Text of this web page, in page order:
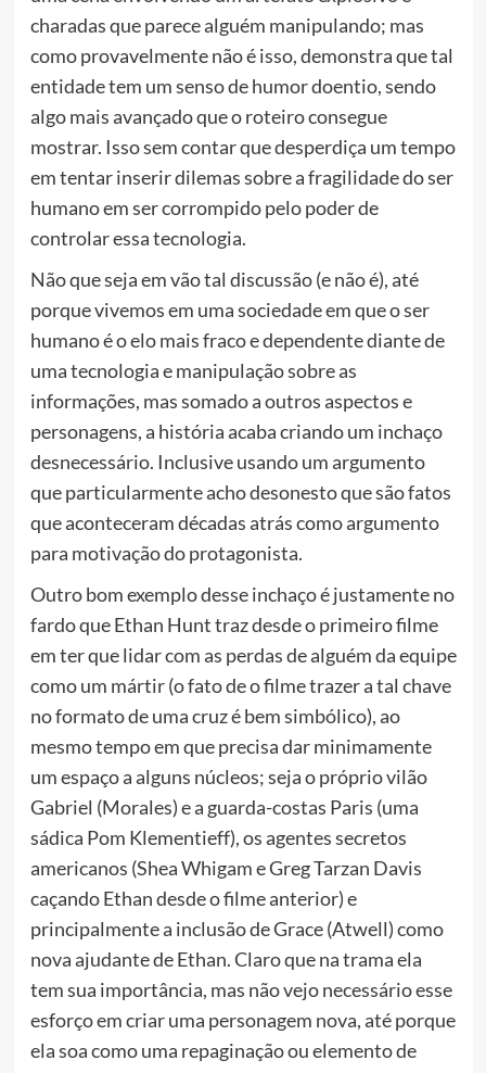
charadas que parece alguém manipulando; mas
como provavelmente não é isso, demonstra que tal
entidade tem um senso de humor doentio, sendo
algo mais avançado que o roteiro consegue
mostrar. Isso sem contar que desperdiça um tempo
em tentar inserir dilemas sobre a fragilidade do ser
humano em ser corrompido pelo poder de
controlar essa tecnologia.
Não que seja em vão tal discussão (e não é), até
porque vivemos em uma sociedade em que o ser
humano é o elo mais fraco e dependente diante de
uma tecnologia e manipulação sobre as
informações, mas somado a outros aspectos e
personagens, a história acaba criando um inchaço
desnecessário. Inclusive usando um argumento
que particularmente acho desonesto que são fatos
que aconteceram décadas atrás como argumento
para motivação do protagonista.
Outro bom exemplo desse inchaço é justamente no
fardo que Ethan Hunt traz desde o primeiro filme
em ter que lidar com as perdas de alguém da equipe
como um mártir (o fato de o filme trazer a tal chave
no formato de uma cruz é bem simbólico), ao
mesmo tempo em que precisa dar minimamente
um espaço a alguns núcleos; seja o próprio vilão
Gabriel (Morales) e a guarda-costas Paris (uma
sádica Pom Klementieff), os agentes secretos
americanos (Shea Whigam e Greg Tarzan Davis
caçando Ethan desde o filme anterior) e
principalmente a inclusão de Grace (Atwell) como
nova ajudante de Ethan. Claro que na trama ela
tem sua importância, mas não vejo necessário esse
esforço em criar uma personagem nova, até porque
ela soa como uma repaginação ou elemento de